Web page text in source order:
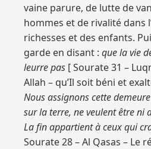
vaine parure, de lutte de
hommes et de rivalité dans
richesses et des enfants.
garde en disant : que la vie
leurre pas [ Sourate 31 –
Allah – qu’Il soit béni et
Nous assignons cette
sur la terre, ne veulent être ni
La fin appartient à ceux qui
Sourate 28 – Al Qasas – Le